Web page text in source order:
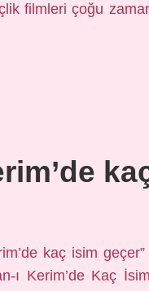
filmleri çoğu
kaç isim
ı Kerim’de Kaç